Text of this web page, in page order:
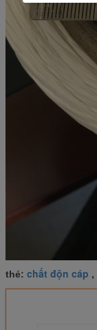
thẻ: chất độn cáp ,